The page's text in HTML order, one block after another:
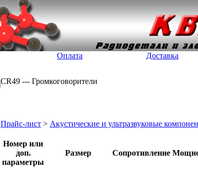
Оплата Доставка
CR49 --- Громкоговорители
Прайс-лист > Акустические и ультразвуковые
Номер или
доп.
параметры
Размер Сопротивление